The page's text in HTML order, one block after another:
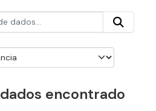
encontrado